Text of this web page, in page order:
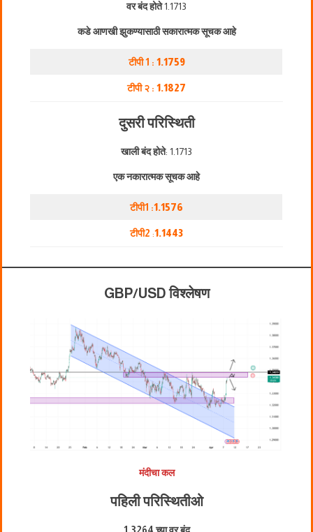
वर बंद होते1.1713
कडे आणखी झुकण्यासाठी सकारात्मक सूचक आहे
टीपी 1 : 1.1759
टीपी २ : 1.1827
दुसरी परिस्थिती
खाली बंद होते: 1.1713
एक नकारात्मक सूचक आहे
टीपी1 :1.1576
टीपी2 :1.1443
GBP/USD विश्लेषण
मंदीचा कल
पहिली परिस्थितीओ